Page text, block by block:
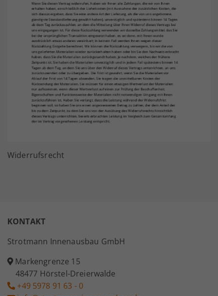
Widerrufsrecht
KONTAKT
Strotmann Innenausbau GmbH
Markengrenze 15
48477 Hörstel-Dreierwalde
+49 5978 91 63 - 0